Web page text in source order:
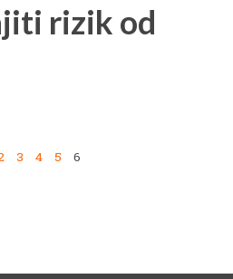
rizik od
3 4 5 6